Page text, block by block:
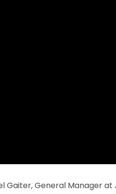
Gaiter, General Manager at